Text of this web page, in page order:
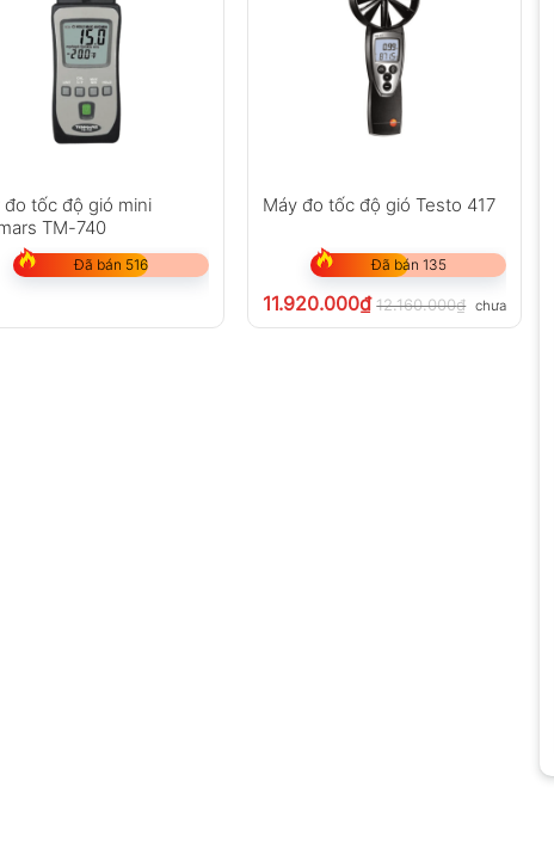
đo tốc độ gió mini
TM-740
Đã bán 516
Máy đo tốc độ gió Testo 417
Đã bán 135
11.920.000₫ 12.160.000₫ chưa VAT 8%